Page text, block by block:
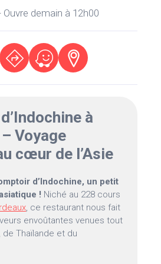
Ouvre demain à 12h00
à
– Voyage
cœur de l’Asie
d’Indochine, un petit
! Niché au 228 cours
, ce restaurant nous fait
envoûtantes venues tout
de Thaïlande et du